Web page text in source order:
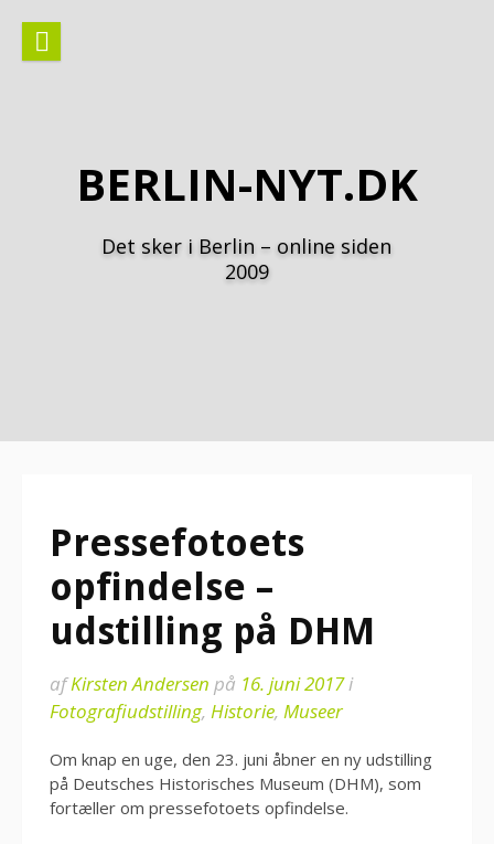
indhold
BERLIN-NYT.DK
Det sker i Berlin – online siden
2009
Pressefotoets
opfindelse –
udstilling på DHM
afKirsten Andersen på 16. juni 2017i
Fotografiudstilling, Historie, Museer
Om knap en uge, den 23. juni åbner en ny udstilling
på Deutsches Historisches Museum (DHM), som
fortæller om pressefotoets opfindelse.